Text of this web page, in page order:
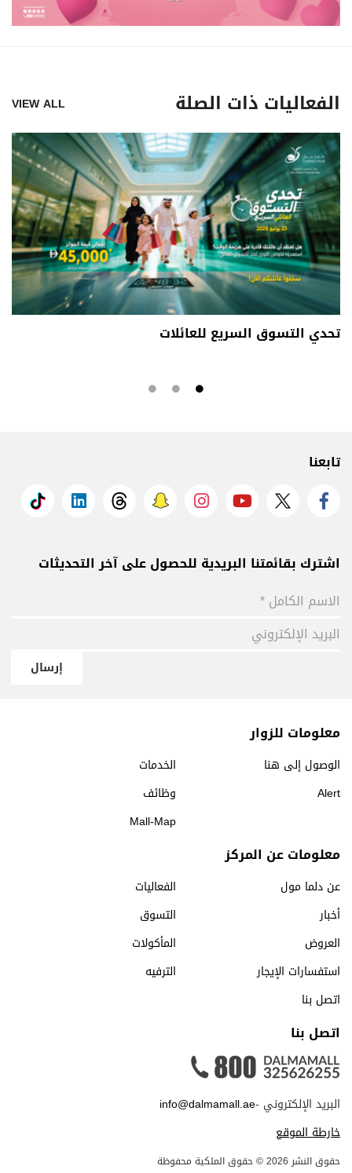
الفعاليات ذات الصلة VIEW ALL
تحدي التسوق السريع للعائلات
تابعنا
اشترك بقائمتنا البريدية للحصول على آخر التحديثات
إرسال
معلومات للزوار
الخدمات
الوصول إلى هنا
وظائف
Alert
Mall-Map
معلومات عن المركز
عن دلما مول
الفعاليات
أخبار
التسوق
العروض
المأكولات
استفسارات الإيجار
الترفيه
اتصل بنا
اتصل بنا
البريد الإلكتروني -info@dalmamall.ae
خارطة الموقع
حقوق النشر 2026 © حقوق الملكية محفوظة